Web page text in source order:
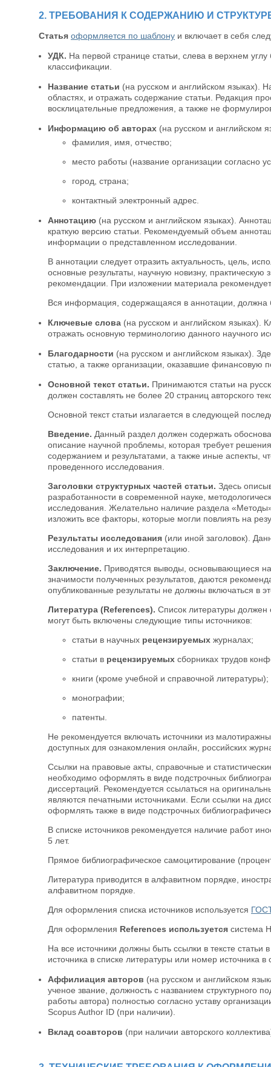
2. ТРЕБОВАНИЯ К СОДЕРЖАНИЮ И
Статья оформляется по шаблону и включает в себя
УДК. На первой странице статьи, слева в верхнем
классификации.
Название статьи (на русском и английском языках).
областях, и отражать содержание статьи. Редакция
восклицательные предложения, а также не
Информацию об авторах (на русском и английском
фамилия, имя, отчество;
место работы (название организации согласно
город, страна;
контактный электронный адрес.
Аннотацию (на русском и английском языках).
краткую версию статьи. Рекомендуемый объем
информации о представленном исследовании.
В аннотации следует отразить актуальность, цель,
основные результаты, научную новизну,
рекомендации. При изложении материала
Вся информация, содержащаяся в аннотации, должна
Ключевые слова (на русском и английском языках).
отражать основную терминологию данного научного
Благодарности (на русском и английском языках).
статью, а также организации, оказавшие финансовую
Основной текст статьи. Принимаются статьи на
должен составлять не более 20 страниц авторского
Основной текст статьи излагается в следующей
Введение. Данный раздел должен содержать
описание научной проблемы, которая требует
содержанием и результатами, а также иные аспекты,
проведенного исследования.
Заголовки структурных частей статьи. Здесь
разработанности в современной науке,
исследования. Желательно наличие раздела
изложить все факторы, которые могли повлиять на
Результаты исследования (или иной заголовок).
исследования и их интерпретацию.
Заключение. Приводятся выводы, основывающиеся на
значимости полученных результатов, даются
опубликованные результаты не должны включаться в
Литература (References). Список литературы должен
могут быть включены следующие типы источников:
статьи в научных рецензируемых журналах;
статьи в рецензируемых сборниках трудов
книги (кроме учебной и справочной литературы);
монографии;
патенты.
Не рекомендуется включать источники из
доступных для ознакомления онлайн, российских
Ссылки на правовые акты, справочные и
необходимо оформлять в виде подстрочных
диссертаций. Рекомендуется ссылаться на
являются печатными источниками. Если ссылки на
оформлять также в виде подстрочных
В списке источников рекомендуется наличие работ
5 лет.
Прямое библиографическое самоцитирование
Литература приводится в алфавитном порядке,
алфавитном порядке.
Для оформления списка источников используется
Для оформления References используется система
На все источники должны быть ссылки в тексте
источника в списке литературы или номер источника
Аффилиация авторов (на русском и английском
ученое звание, должность с названием структурного
работы автора) полностью согласно уставу
Scopus Author ID (при наличии).
Вклад соавторов (при наличии авторского